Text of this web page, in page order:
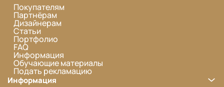
Покупателям
Партнёрам
Дизайнерам
Статьи
Портфолио
FAQ
Информация
Обучающие материалы
Подать рекламацию
Информация